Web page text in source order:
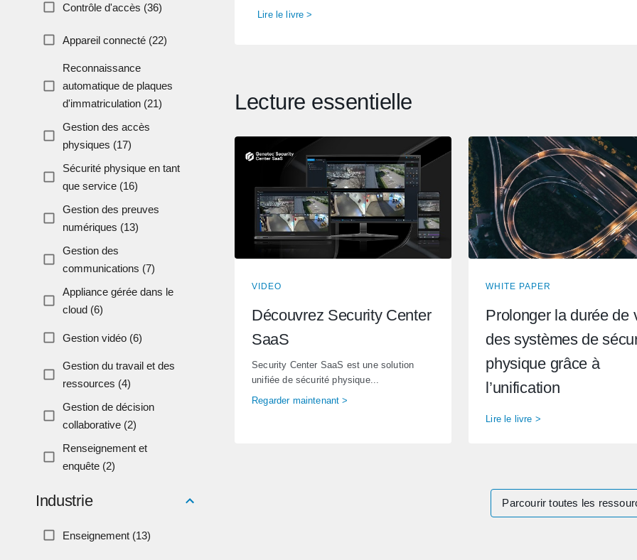
Contrôle d'accès (36)
Appareil connecté (22)
Reconnaissance
automatique de plaques
d'immatriculation (21)
Gestion des accès
physiques (17)
Sécurité physique en tant
que service (16)
Gestion des preuves
numériques (13)
Gestion des
communications (7)
Appliance gérée dans le
cloud (6)
Gestion vidéo (6)
Gestion du travail et des
ressources (4)
Gestion de décision
collaborative (2)
Renseignement et
enquête (2)
Industrie
Enseignement (13)
Lire le livre >
Lecture essentielle
VIDEO
Découvrez Security Center
SaaS
Security Center SaaS est une solution
unifiée de sécurité physique...
Regarder maintenant >
WHITE PAPER
Prolonger la durée de
des systèmes de
physique grâce à
l’unification
Lire le livre >
Parcourir toutes les